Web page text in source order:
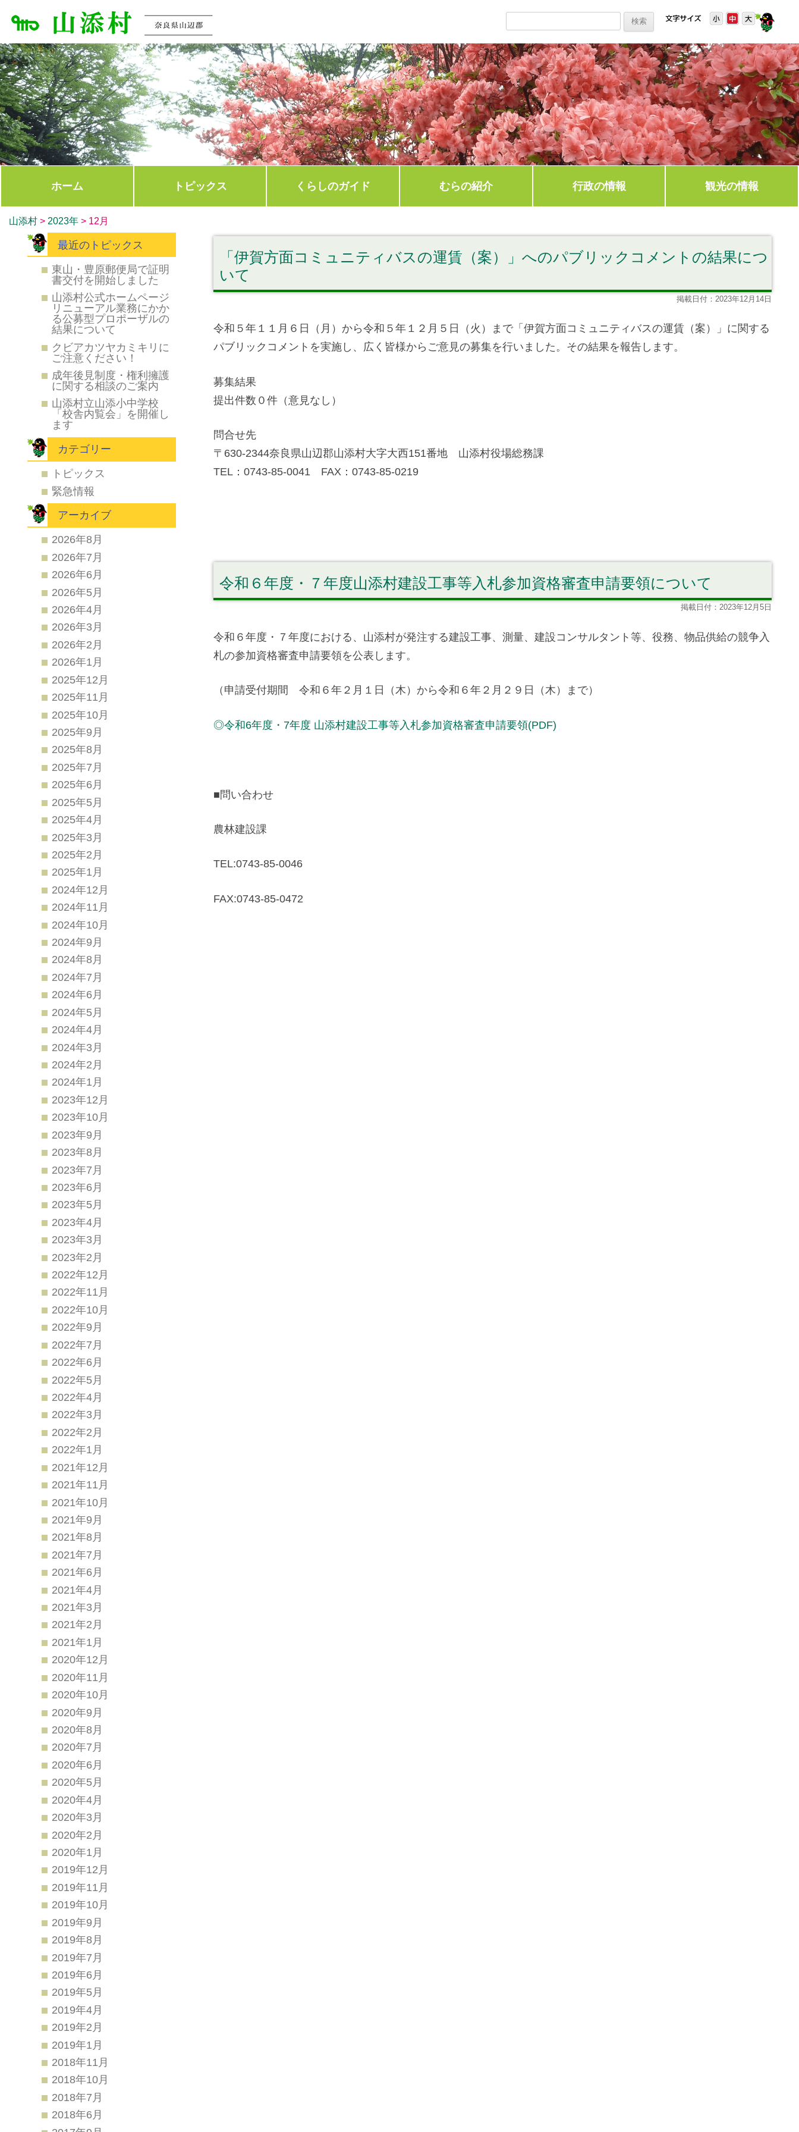
ホーム トピックス くらしのガイド むらの紹介 行政の情報 観光の情報
山添村 > 2023年 > 12月
「伊賀方面コミュニティバスの運賃（案）」へのパブリックコメントの結果につ
いて
掲載日付：2023年12月14日
令和５年１１月６日（月）から令和５年１２月５日（火）まで「伊賀方面コミュニティバスの運賃（案）」に関する
パブリックコメントを実施し、広く皆様からご意見の募集を行いました。その結果を報告します。
募集結果
提出件数０件（意見なし）
問合せ先
〒630-2344奈良県山辺郡山添村大字大西151番地 山添村役場総務課
TEL：0743-85-0041 FAX：0743-85-0219
令和６年度・７年度山添村建設工事等入札参加資格審査申請要領について
掲載日付：2023年12月5日
令和６年度・７年度における、山添村が発注する建設工事、測量、建設コンサルタント等、役務、物品供給の競争入
札の参加資格審査申請要領を公表します。
（申請受付期間 令和６年２月１日（木）から令和６年２月２９日（木）まで）
◎令和6年度・7年度 山添村建設工事等入札参加資格審査申請要領(PDF)
■問い合わせ
農林建設課
TEL:0743-85-0046
FAX:0743-85-0472
最近のトピックス
東山・豊原郵便局で証明
書交付を開始しました
山添村公式ホームページ
リニューアル業務にかか
る公募型プロポーザルの
結果について
クビアカツヤカミキリに
ご注意ください！
成年後見制度・権利擁護
に関する相談のご案内
山添村立山添小中学校
「校舎内覧会」を開催し
ます
カテゴリー
トピックス
緊急情報
アーカイブ
2026年8月
2026年7月
2026年6月
2026年5月
2026年4月
2026年3月
2026年2月
2026年1月
2025年12月
2025年11月
2025年10月
2025年9月
2025年8月
2025年7月
2025年6月
2025年5月
2025年4月
2025年3月
2025年2月
2025年1月
2024年12月
2024年11月
2024年10月
2024年9月
2024年8月
2024年7月
2024年6月
2024年5月
2024年4月
2024年3月
2024年2月
2024年1月
2023年12月
2023年10月
2023年9月
2023年8月
2023年7月
2023年6月
2023年5月
2023年4月
2023年3月
2023年2月
2022年12月
2022年11月
2022年10月
2022年9月
2022年7月
2022年6月
2022年5月
2022年4月
2022年3月
2022年2月
2022年1月
2021年12月
2021年11月
2021年10月
2021年9月
2021年8月
2021年7月
2021年6月
2021年4月
2021年3月
2021年2月
2021年1月
2020年12月
2020年11月
2020年10月
2020年9月
2020年8月
2020年7月
2020年6月
2020年5月
2020年4月
2020年3月
2020年2月
2020年1月
2019年12月
2019年11月
2019年10月
2019年9月
2019年8月
2019年7月
2019年6月
2019年5月
2019年4月
2019年2月
2019年1月
2018年11月
2018年10月
2018年7月
2018年6月